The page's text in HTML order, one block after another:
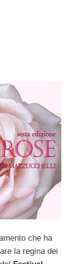
che ha
la regina dei